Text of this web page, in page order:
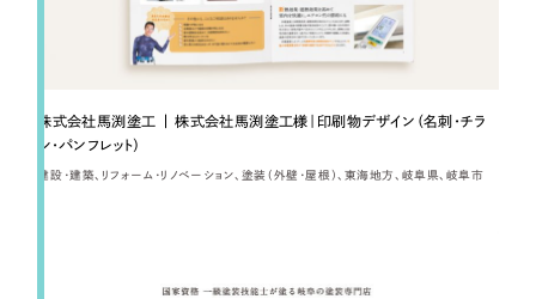
日報ツールで案件ごとの営業利益をリアルタイムに可視化
Works
株式会社馬渕塗工 | 株式会社馬渕塗工様｜印刷物デザイン（名刺・チラ
シ・パンフレット）
建設・建築 リフォーム・リノベーション 塗装（外壁・屋根） 東海地方 岐阜県 岐阜市